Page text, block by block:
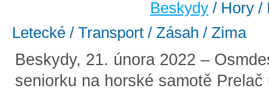
Beskydy / Hory /
Letecké / Transport / Zásah / Zima
Beskydy, 21. února 2022 –
seniorku na horské samotě Prelač